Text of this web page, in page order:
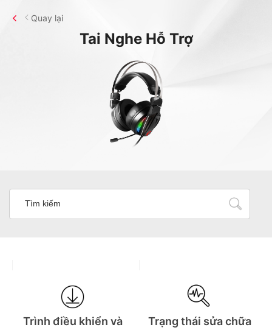
Tai NgheHỗ Trợ
Quay lại
Trình điều khiển và
Trạng thái sửa chữa